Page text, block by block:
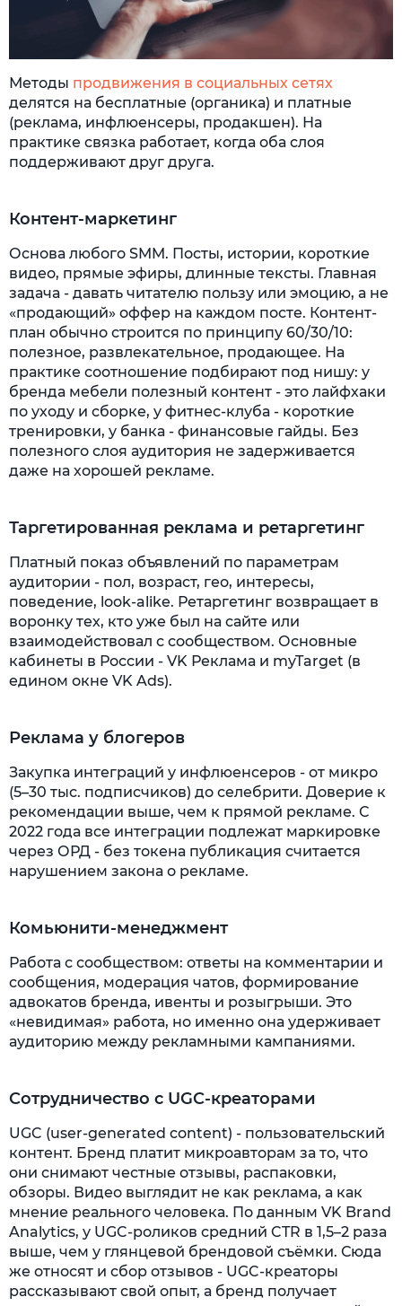
Методы продвижения в социальных сетях
делятся на бесплатные (органика) и платные
(реклама, инфлюенсеры, продакшен). На
практике связка работает, когда оба слоя
поддерживают друг друга.
Контент-маркетинг
Основа любого SMM. Посты, истории, короткие
видео, прямые эфиры, длинные тексты. Главная
задача - давать читателю пользу или эмоцию, а не
«продающий» оффер на каждом посте. Контент-
план обычно строится по принципу 60/30/10:
полезное, развлекательное, продающее. На
практике соотношение подбирают под нишу: у
бренда мебели полезный контент - это лайфхаки
по уходу и сборке, у фитнес-клуба - короткие
тренировки, у банка - финансовые гайды. Без
полезного слоя аудитория не задерживается
даже на хорошей рекламе.
Таргетированная реклама и ретаргетинг
Платный показ объявлений по параметрам
аудитории - пол, возраст, гео, интересы,
поведение, look-alike. Ретаргетинг возвращает в
воронку тех, кто уже был на сайте или
взаимодействовал с сообществом. Основные
кабинеты в России - VK Реклама и myTarget (в
едином окне VK Ads).
Реклама у блогеров
Закупка интеграций у инфлюенсеров - от микро
(5–30 тыс. подписчиков) до селебрити. Доверие к
рекомендации выше, чем к прямой рекламе. С
2022 года все интеграции подлежат маркировке
через ОРД - без токена публикация считается
нарушением закона о рекламе.
Комьюнити-менеджмент
Работа с сообществом: ответы на комментарии и
сообщения, модерация чатов, формирование
адвокатов бренда, ивенты и розыгрыши. Это
«невидимая» работа, но именно она удерживает
аудиторию между рекламными кампаниями.
Сотрудничество с UGC-креаторами
UGC (user-generated content) - пользовательский
контент. Бренд платит микроавторам за то, что
они снимают честные отзывы, распаковки,
обзоры. Видео выглядит не как реклама, а как
мнение реального человека. По данным VK Brand
Analytics, у UGC-роликов средний CTR в 1,5–2 раза
выше, чем у глянцевой брендовой съёмки. Сюда
же относят и сбор отзывов - UGC-креаторы
рассказывают свой опыт, а бренд получает